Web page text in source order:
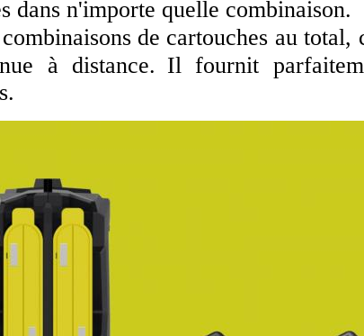
dans n'importe quelle combinaison.
de cartouches au
à distance. Il fournit